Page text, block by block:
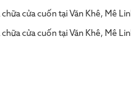
chữa cửa cuốn tại Văn Khê, Mê
chữa cửa cuốn tại Văn Khê, Mê